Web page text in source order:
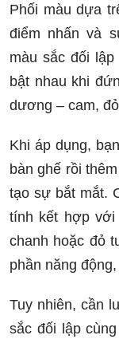
Phối màu dựa
điểm nhấn và
màu sắc đối
bật nhau khi
dương – cam,
Khi áp dụng,
bàn ghế rồi
tạo sự bắt mắt.
tính kết hợp với
chanh hoặc đỏ
phần năng
Tuy nhiên, cần
sắc đối lập